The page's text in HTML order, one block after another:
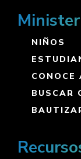
NIÑOS
CONOCE
BUSCAR